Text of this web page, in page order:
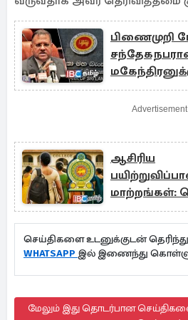
பிணைமுறி
விருதுகள்
Advertisement
ஆசிரிய
மாற்றங்கள்:
அறிவிப்பு
செய்திகளை உடனுக்குடன்
WHATSAPP இல் இணைந்து
மேலும் இது தொடர்பான